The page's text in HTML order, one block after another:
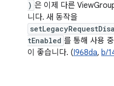
) 은 이제 다른
니다. 새 동작을
tEnabled 를 통해 사용
이 좋습니다. (I968da, b/